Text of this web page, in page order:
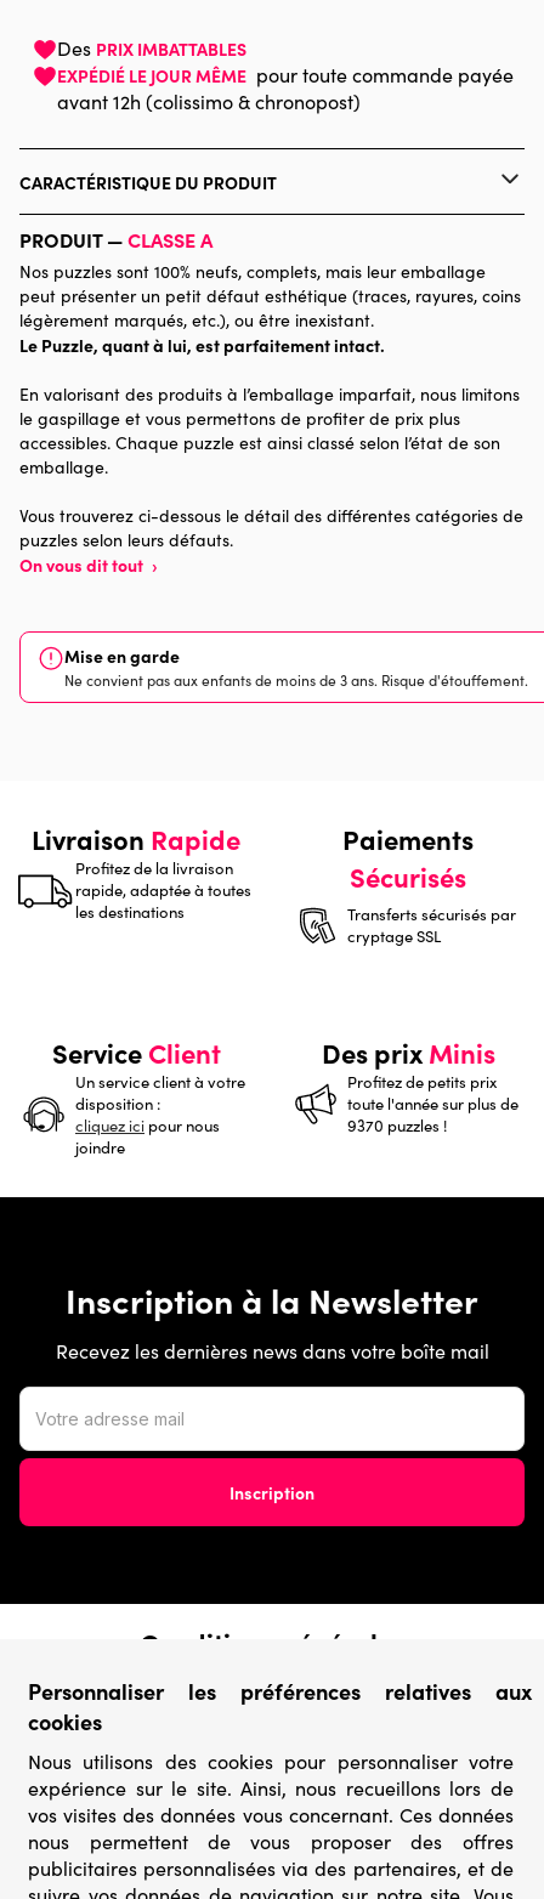
Des PRIX IMBATTABLES
EXPÉDIÉ LE JOUR MÊME pour toute commande payée
avant 12h (colissimo & chronopost)
CARACTÉRISTIQUE DU PRODUIT
Catégorie Puzzles - Art
Age
Puzzle pour Adultes (500 à
Provenance Made in France
Dimensions
PRODUIT —CLASSE A
Nos puzzles sont 100% neufs, complets, mais leur emballage
peut présenter un petit défaut esthétique (traces, rayures, coins
légèrement marqués, etc.), ou être inexistant.
Le Puzzle, quant à lui, est parfaitement intact.
En valorisant des produits à l’emballage imparfait, nous limitons
le gaspillage et vous permettons de profiter de prix plus
accessibles. Chaque puzzle est ainsi classé selon l’état de son
emballage.
Vous trouverez ci-dessous le détail des différentes catégories de
puzzles selon leurs défauts.
On vous dit tout ›
Mise en garde
Ne convient pas aux enfants de moins de 3 ans. Risque d'étouffement.
Livraison Rapide
Profitez de la livraison
rapide, adaptée à toutes
les destinations
Paiements
Sécurisés
Transferts sécurisés par
cryptage SSL
ServiceClient
Un service client à votre
disposition :
cliquez ici pour nous
joindre
Des prixMinis
Profitez de petits prix
toute l'année sur plus de
9370 puzzles !
Inscription à la Newsletter
Recevez les dernières news dans votre boîte mail
Conditions générales
› Conditions de vente
› Conditions d’utilisation
› Confidentialité & Protection des Données
› Informations légales
Catégories
› Marques
› Derniers arrivages
Personnaliser les préférences relatives aux
cookies
Nous utilisons des cookies pour personnaliser votre
expérience sur le site. Ainsi, nous recueillons lors de
vos visites des données vous concernant. Ces données
nous permettent de vous proposer des offres
publicitaires personnalisées via des partenaires, et de